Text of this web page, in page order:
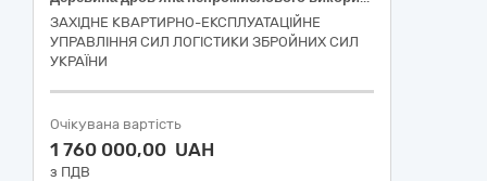
ЗАХІДНЕ КВАРТИРНО-ЕКСПЛУАТАЦІЙНЕ
УПРАВЛІННЯ СИЛ ЛОГІСТИКИ ЗБРОЙНИХ СИЛ
УКРАЇНИ
Очікувана вартість
1 760 000,00 UAH
з ПДВ